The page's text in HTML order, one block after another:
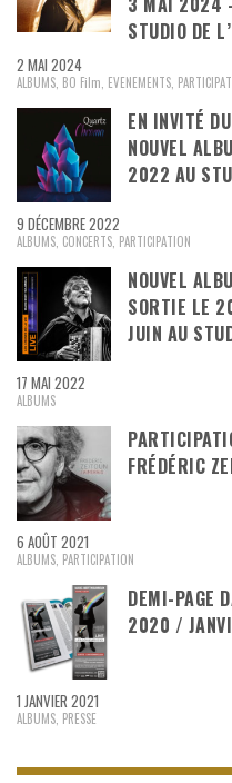
STUDIO DE
2 MAI 2024
ALBUMS, BO Film, EVENEMENTS,
EN INVITÉ
NOUVEL
2022 AU
9 DÉCEMBRE 2022
ALBUMS, CONCERTS, PARTICIPATION
NOUVEL
SORTIE LE
JUIN AU
17 MAI 2022
ALBUMS
FRÉDÉRIC
6 AOÛT 2021
ALBUMS, PARTICIPATION
DEMI-PAGE
2020 /
1 JANVIER 2021
ALBUMS, PRESSE